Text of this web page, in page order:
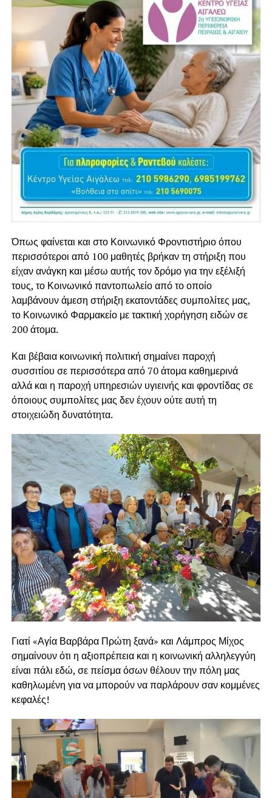
Όπως φαίνεται και στο Κοινωνικό Φροντιστήριο όπου
περισσότεροι από 100 μαθητές βρήκαν τη στήριξη που
είχαν ανάγκη και μέσω αυτής τον δρόμο για την εξέλιξή
τους, το Κοινωνικό παντοπωλείο από το οποίο
λαμβάνουν άμεση στήριξη εκατοντάδες συμπολίτες μας,
το Κοινωνικό Φαρμακείο με τακτική χορήγηση ειδών σε
200 άτομα.
Και βέβαια κοινωνική πολιτική σημαίνει παροχή
συσσιτίου σε περισσότερα από 70 άτομα καθημερινά
αλλά και η παροχή υπηρεσιών υγιεινής και φροντίδας σε
όποιους συμπολίτες μας δεν έχουν ούτε αυτή τη
στοιχειώδη δυνατότητα.
Γιατί «Αγία Βαρβάρα Πρώτη ξανά» και Λάμπρος Μίχος
σημαίνουν ότι η αξιοπρέπεια και η κοινωνική αλληλεγγύη
είναι πάλι εδώ, σε πείσμα όσων θέλουν την πόλη μας
καθηλωμένη για να μπορούν να παρλάρουν σαν κομμένες
κεφαλές!